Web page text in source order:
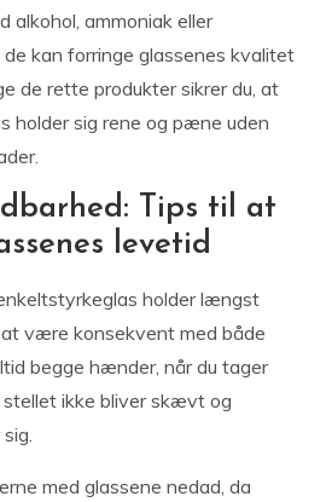
alkohol, ammoniak eller
de kan forringe glassenes kvalitet
de rette produkter sikrer du, at
holder sig rene og pæne uden
Tips til at
levetid
holder længst
være konsekvent med både
begge hænder, når du tager
stellet ikke bliver skævt og
med glassene nedad, da